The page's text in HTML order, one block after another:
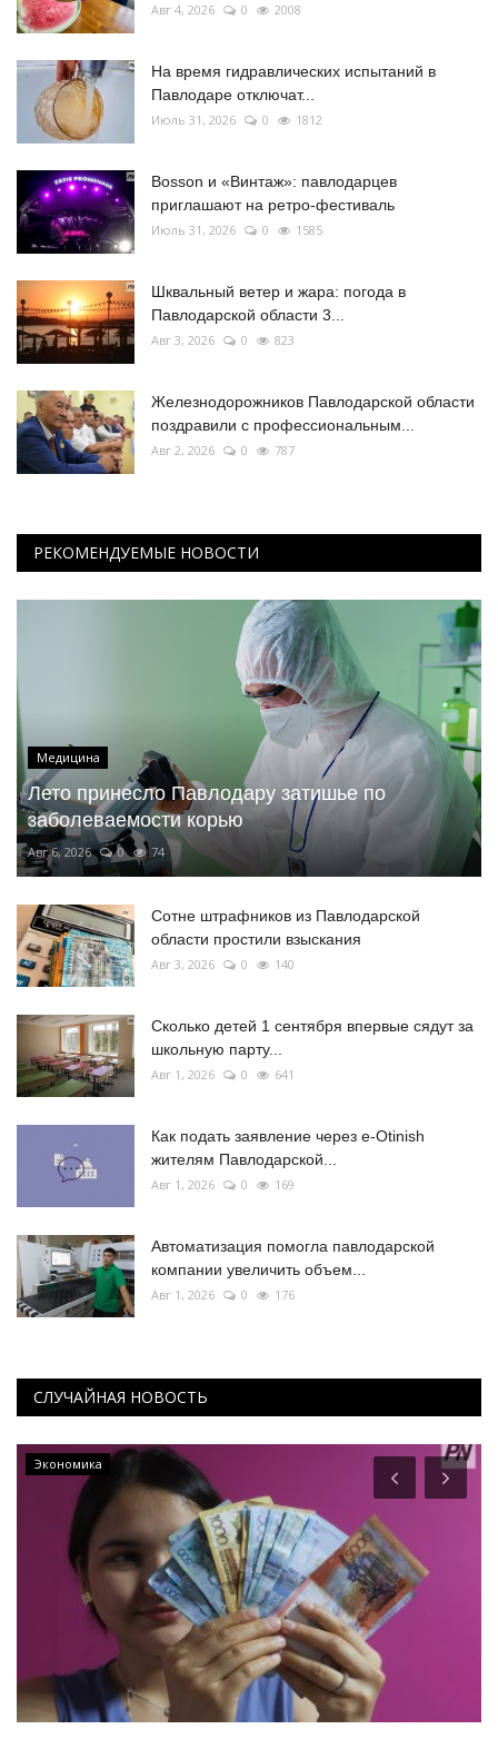
Авг 4, 2026 0 2008
На время гидравлических испытаний в
Павлодаре отключат...
Июль 31, 2026 0 1812
Bosson и «Винтаж»: павлодарцев
приглашают на ретро-фестиваль
Июль 31, 2026 0 1585
Шквальный ветер и жара: погода в
Павлодарской области 3...
Авг 3, 2026 0 823
Железнодорожников Павлодарской области
поздравили с профессиональным...
Авг 2, 2026 0 787
РЕКОМЕНДУЕМЫЕ НОВОСТИ
Медицина
Лето принесло Павлодару затишье по
заболеваемости корью
Авг 6, 2026 0 74
Сотне штрафников из Павлодарской
области простили взыскания
Авг 3, 2026 0 140
Сколько детей 1 сентября впервые сядут за
школьную парту...
Авг 1, 2026 0 641
Как подать заявление через e-Otinish
жителям Павлодарской...
Авг 1, 2026 0 169
Автоматизация помогла павлодарской
компании увеличить объем...
Авг 1, 2026 0 176
СЛУЧАЙНАЯ НОВОСТЬ
Экономика